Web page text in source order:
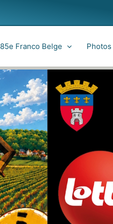
85e Franco Belge Photos